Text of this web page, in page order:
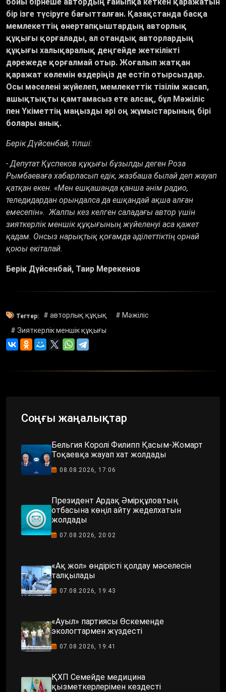
бір ізге түсіруге бағытталған. Қазақстанда басқа
мемлекеттің өнертапқыштардың авторлық
құқығы қорғалады, ал отандық авторлардың
құқығы халықаралық деңгейде жеткілікті
дәрежеде қорғалмай отыр. Жоғалып жатқан
қаражат көлемін өздеріңіз де естіп отырсыздар.
Осы мәселені жүйелеп, мемлекеттік тізілім жасап,
ашықтықты қамтамасыз ете алсақ, бұл Мәжіліс
пен Үкіметтің маңызды әрі оң жұмыстарының бірі
болары анық.
Берік Дүйсенбай, тілші:
-Депутат Құспеков құқығы бұзылды деген Роза
Рымбаеваға хабарласып едік, жазбаша былай деп жауап
қатқан екен. «Мен ешқашанда қанша әнім радио,
теледидардан орындалса да ешқандай ақша алған
емесепін». Жалпы кез келген саладағы автор үшін
зияткерлік меншік құқығының жүйеленуі аса қажет
қадам. Онсыз нарықтық қоғамда әділеттіктің орнай
қоюы екіталай.
Берік Дүйсенбай, Таир Мерекенов
Тегтер: # авторлық құқық
# Мәжіліс
# Зияткерлік меншік құқығы
Соңғы жаңалықтар
Бельгия Королі Филипп Қасым-Жомарт
Тоқаевқа жауап хат жолдады
08.08.2026, 17:06
Президент Ардақ Әмірқұловтың
отбасына көңіл айту жеделхатын
жолдады
07.08.2026, 20:02
«Ақ жол» өндірісті қолдау мәселесін
талқылады
07.08.2026, 19:43
«Ауыл» партиясы Өскеменде
экологтармен жүздесті
07.08.2026, 19:41
ҚХП Семейде медицина
қызметкерлерімен кездесті